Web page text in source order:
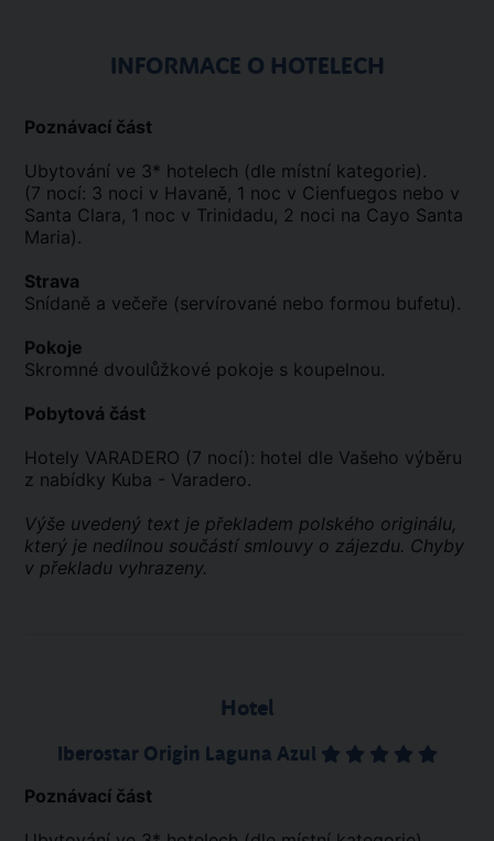
INFORMACE O HOTELECH
Poznávací část
Ubytování ve 3* hotelech (dle místní kategorie).
(7 nocí: 3 noci v Havaně, 1 noc v Cienfuegos nebo v
Santa Clara, 1 noc v Trinidadu, 2 noci na Cayo Santa
Maria).
Strava
Snídaně a večeře (servírované nebo formou bufetu).
Pokoje
Skromné dvoulůžkové pokoje s koupelnou.
Pobytová část
Hotely VARADERO (7 nocí): hotel dle Vašeho výběru
z nabídky Kuba - Varadero.
Výše uvedený text je překladem polského originálu,
který je nedílnou součástí smlouvy o zájezdu. Chyby
v překladu vyhrazeny.
Hotel
Iberostar Origin Laguna Azul
Poznávací část